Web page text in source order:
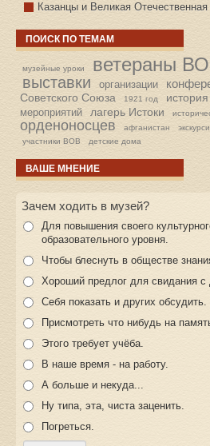
Казанцы и Великая Отечественная
ПОИСК ПО ТЕМАМ
музейные уроки ветераны
выставки организации
Советского Союза
1921 год
мероприятий
лагерь Истоки
орденоносцев
афганистан
участники ВОВ
детские дома
ВАШЕ МНЕНИЕ
Зачем ходить в музей?
Для повышения своего
образовательного уровня.
Чтобы блеснуть в обществе
Хороший предлог для свидания с
Себя показать и других обсудить.
Присмотреть что нибудь на
Этого требует учёба.
В наше время - на работу.
А больше и некуда...
Ну типа, эта, чиста заценить.
Погреться.